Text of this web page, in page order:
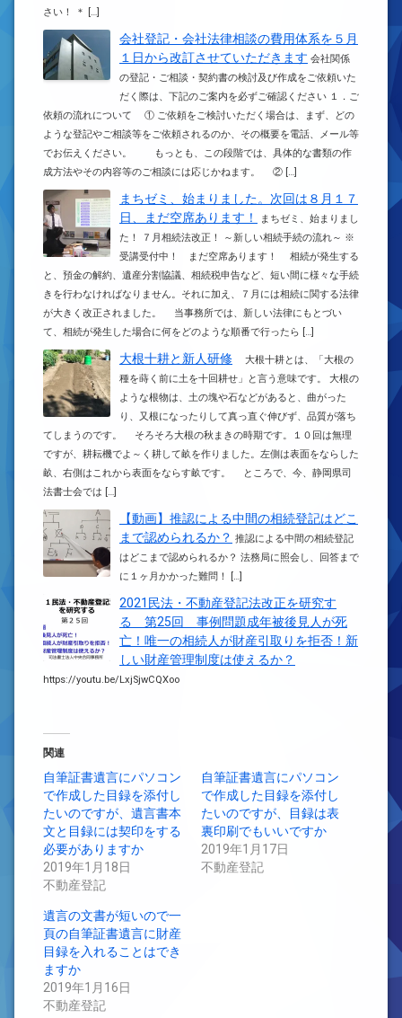
さい！ ＊ […]
会社登記・会社法律相談の費用体系を５月
１日から改訂させていただきます 会社関係
の登記・ご相談・契約書の検討及び作成をご依頼いた
だく際は、下記のご案内を必ずご確認ください １．ご
依頼の流れについて ① ご依頼をご検討いただく場合は、まず、どの
ような登記やご相談等をご依頼されるのか、その概要を電話、メール等
でお伝えください。 もっとも、この段階では、具体的な書類の作
成方法やその内容等のご相談には応じかねます。 ② […]
まちゼミ、始まりました。次回は８月１７
日、まだ空席あります！
まちゼミ、始まりまし
た！ ７月相続法改正！ ～新しい相続手続の流れ～ ※
受講受付中！ まだ空席あります！ 相続が発生する
と、預金の解約、遺産分割協議、相続税申告など、短い間に様々な手続
きを行わなければなりません。それに加え、７月には相続に関する法律
が大きく改正されました。 当事務所では、新しい法律にもとづい
て、相続が発生した場合に何をどのような順番で行ったら […]
大根十耕と新人研修
大根十耕とは、「大根の
種を蒔く前に土を十回耕せ」と言う意味です。 大根の
ような根物は、土の塊や石などがあると、曲がった
り、又根になったりして真っ直ぐ伸びず、品質が落ち
てしまうのです。 そろそろ大根の秋まきの時期です。１０回は無理
ですが、耕耘機でよ～く耕して畝を作りました。左側は表面をならした
畝、右側はこれから表面をならす畝です。 ところで、今、静岡県司
法書士会では […]
【動画】推認による中間の相続登記はどこ
まで認められるか？ 推認による中間の相続登記
はどこまで認められるか？ 法務局に照会し、回答まで
に１ヶ月かかった難問！ […]
2021民法・不動産登記法改正を研究す
る 第25回 事例問題成年被後見人が死
亡！唯一の相続人が財産引取りを拒否！新
しい財産管理制度は使えるか？
https://youtu.be/LxjSjwCQXoo
関連
自筆証書遺言にパソコン
で作成した目録を添付し
たいのですが、遺言書本
文と目録には契印をする
必要がありますか
2019年1月18日
不動産登記
自筆証書遺言にパソコン
で作成した目録を添付し
たいのですが、目録は表
裏印刷でもいいですか
2019年1月17日
不動産登記
遺言の文書が短いので一
頁の自筆証書遺言に財産
目録を入れることはでき
ますか
2019年1月16日
不動産登記